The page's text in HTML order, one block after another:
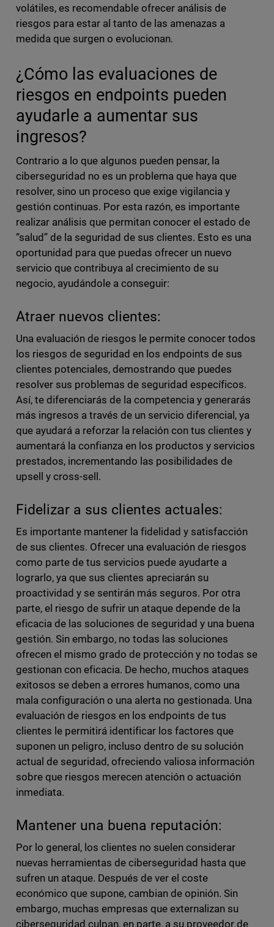
volátiles, es recomendable ofrecer análisis de
riesgos para estar al tanto de las amenazas a
medida que surgen o evolucionan.
¿Cómo las evaluaciones de
riesgos en endpoints pueden
ayudarle a aumentar sus
ingresos?
Contrario a lo que algunos pueden pensar, la
ciberseguridad no es un problema que haya que
resolver, sino un proceso que exige vigilancia y
gestión continuas. Por esta razón, es importante
realizar análisis que permitan conocer el estado de
“salud” de la seguridad de sus clientes. Esto es una
oportunidad para que puedas ofrecer un nuevo
servicio que contribuya al crecimiento de su
negocio, ayudándole a conseguir:
Atraer nuevos clientes:
Una evaluación de riesgos le permite conocer todos
los riesgos de seguridad en los endpoints de sus
clientes potenciales, demostrando que puedes
resolver sus problemas de seguridad específicos.
Así, te diferenciarás de la competencia y generarás
más ingresos a través de un servicio diferencial, ya
que ayudará a reforzar la relación con tus clientes y
aumentará la confianza en los productos y servicios
prestados, incrementando las posibilidades de
upsell y cross-sell.
Fidelizar a sus clientes actuales:
Es importante mantener la fidelidad y satisfacción
de sus clientes. Ofrecer una evaluación de riesgos
como parte de tus servicios puede ayudarte a
lograrlo, ya que sus clientes apreciarán su
proactividad y se sentirán más seguros. Por otra
parte, el riesgo de sufrir un ataque depende de la
eficacia de las soluciones de seguridad y una buena
gestión. Sin embargo, no todas las soluciones
ofrecen el mismo grado de protección y no todas se
gestionan con eficacia. De hecho, muchos ataques
exitosos se deben a errores humanos, como una
mala configuración o una alerta no gestionada. Una
evaluación de riesgos en los endpoints de tus
clientes le permitirá identificar los factores que
suponen un peligro, incluso dentro de su solución
actual de seguridad, ofreciendo valiosa información
sobre que riesgos merecen atención o actuación
inmediata.
Mantener una buena reputación:
Por lo general, los clientes no suelen considerar
nuevas herramientas de ciberseguridad hasta que
sufren un ataque. Después de ver el coste
económico que supone, cambian de opinión. Sin
embargo, muchas empresas que externalizan su
ciberseguridad culpan, en parte, a su proveedor de